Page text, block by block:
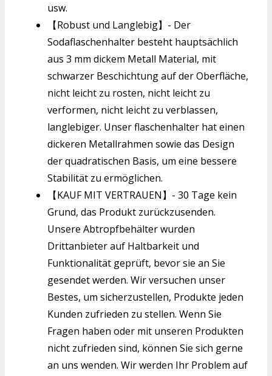
usw.
【Robust und Langlebig】- Der
Sodaflaschenhalter besteht hauptsächlich
aus 3 mm dickem Metall Material, mit
schwarzer Beschichtung auf der Oberfläche,
nicht leicht zu rosten, nicht leicht zu
verformen, nicht leicht zu verblassen,
langlebiger. Unser flaschenhalter hat einen
dickeren Metallrahmen sowie das Design
der quadratischen Basis, um eine bessere
Stabilität zu ermöglichen.
【KAUF MIT VERTRAUEN】- 30 Tage kein
Grund, das Produkt zurückzusenden.
Unsere Abtropfbehälter wurden
Drittanbieter auf Haltbarkeit und
Funktionalität geprüft, bevor sie an Sie
gesendet werden. Wir versuchen unser
Bestes, um sicherzustellen, Produkte jeden
Kunden zufrieden zu stellen. Wenn Sie
Fragen haben oder mit unseren Produkten
nicht zufrieden sind, können Sie sich gerne
an uns wenden. Wir werden Ihr Problem auf